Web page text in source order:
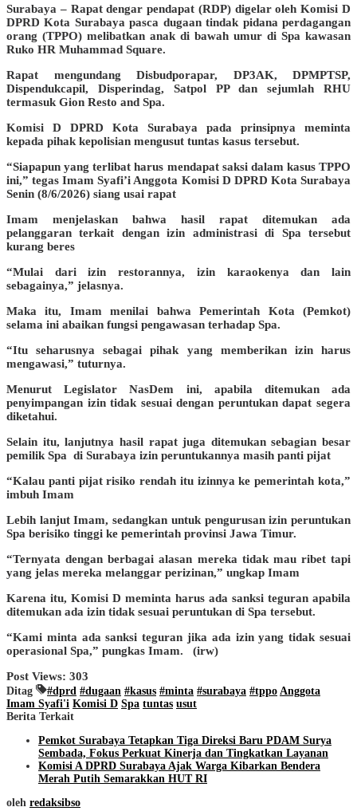
Surabaya – Rapat dengar pendapat (RDP) digelar oleh Komisi D
DPRD Kota Surabaya pasca dugaan tindak pidana perdagangan
orang (TPPO) melibatkan anak di bawah umur di Spa kawasan
Ruko HR Muhammad Square.
Rapat mengundang Disbudporapar, DP3AK, DPMPTSP,
Dispendukcapil, Disperindag, Satpol PP dan sejumlah RHU
termasuk Gion Resto and Spa.
Komisi D DPRD Kota Surabaya pada prinsipnya meminta
kepada pihak kepolisian mengusut tuntas kasus tersebut.
“Siapapun yang terlibat harus mendapat saksi dalam kasus TPPO
ini,” tegas Imam Syafi’i Anggota Komisi D DPRD Kota Surabaya
Senin (8/6/2026) siang usai rapat
Imam menjelaskan bahwa hasil rapat ditemukan ada
pelanggaran terkait dengan izin administrasi di Spa tersebut
kurang beres
“Mulai dari izin restorannya, izin karaokenya dan lain
sebagainya,” jelasnya.
Maka itu, Imam menilai bahwa Pemerintah Kota (Pemkot)
selama ini abaikan fungsi pengawasan terhadap Spa.
“Itu seharusnya sebagai pihak yang memberikan izin harus
mengawasi,” tuturnya.
Menurut Legislator NasDem ini, apabila ditemukan ada
penyimpangan izin tidak sesuai dengan peruntukan dapat segera
diketahui.
Selain itu, lanjutnya hasil rapat juga ditemukan sebagian besar
pemilik Spa di Surabaya izin peruntukannya masih panti pijat
“Kalau panti pijat risiko rendah itu izinnya ke pemerintah kota,”
imbuh Imam
Lebih lanjut Imam, sedangkan untuk pengurusan izin peruntukan
Spa berisiko tinggi ke pemerintah provinsi Jawa Timur.
“Ternyata dengan berbagai alasan mereka tidak mau ribet tapi
yang jelas mereka melanggar perizinan,” ungkap Imam
Karena itu, Komisi D meminta harus ada sanksi teguran apabila
ditemukan ada izin tidak sesuai peruntukan di Spa tersebut.
“Kami minta ada sanksi teguran jika ada izin yang tidak sesuai
operasional Spa,” pungkas Imam. (irw)
Post Views: 303
Ditag #dprd #dugaan #kasus #minta #surabaya #tppo Anggota
Imam Syafi'i Komisi D Spa tuntas usut
Berita Terkait
Pemkot Surabaya Tetapkan Tiga Direksi Baru PDAM Surya
Sembada, Fokus Perkuat Kinerja dan Tingkatkan Layanan
Komisi A DPRD Surabaya Ajak Warga Kibarkan Bendera
Merah Putih Semarakkan HUT RI
oleh redaksibso